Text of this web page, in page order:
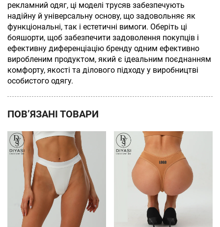
рекламний одяг, ці моделі трусяв забезпечують
надійну й універсальну основу, що задовольняє як
функціональні, так і естетичні вимоги. Оберіть ці
бояшорти, щоб забезпечити задоволення покупців і
ефективну диференціацію бренду одним ефективно
виробленим продуктом, який є ідеальним поєднанням
комфорту, якості та ділового підходу у виробництві
особистого одягу.
ПОВ’ЯЗАНІ ТОВАРИ